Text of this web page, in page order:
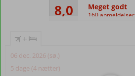
8,0 Meget godt
160 anmeldelser
+
06 dec. 2026 (sø.)
5 dage (4 nætter)